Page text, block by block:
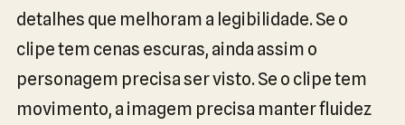
detalhes que melhoram a legibilidade. Se o
clipe tem cenas escuras, ainda assim o
personagem precisa ser visto. Se o clipe tem
movimento, a imagem precisa manter fluidez